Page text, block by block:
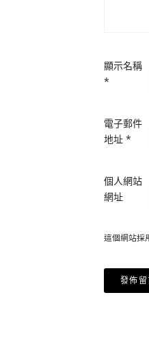
顯示名稱
*
電子郵件
地址 *
個人網站
網址
這個網站採